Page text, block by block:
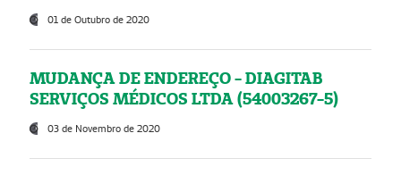
01 de Outubro de 2020
MUDANÇA DE ENDEREÇO - DIAGITAB
SERVIÇOS MÉDICOS LTDA (54003267-5)
03 de Novembro de 2020